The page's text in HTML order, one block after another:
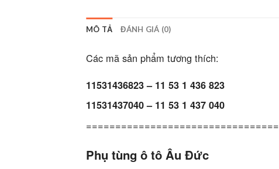
MÔ TẢ ĐÁNH GIÁ (0)
Các mã sản phẩm tương thích:
11531436823 – 11 53 1 436 823
11531437040 – 11 53 1 437 040
Phụ tùng ô tô Âu Đức